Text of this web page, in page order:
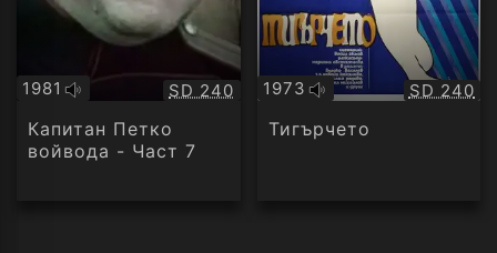
1981
Оригинално
аудио
Качество:
SD 240
Капитан Петко
войвода - Част 7
1973
Оригинално
аудио
SD 240
Тигърчето